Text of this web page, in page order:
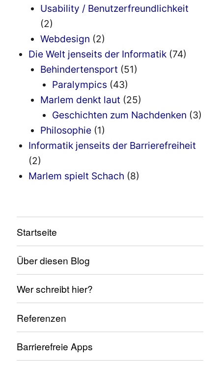
Usability / Benutzerfreundlichkeit
(2)
Webdesign (2)
Die Welt jenseits der Informatik (74)
Behindertensport (51)
Paralympics (43)
Marlem denkt laut (25)
Geschichten zum Nachdenken (3)
Philosophie (1)
Informatik jenseits der Barrierefreiheit
(2)
Marlem spielt Schach (8)
Startseite
Über diesen Blog
Wer schreibt hier?
Referenzen
Barrierefreie Apps